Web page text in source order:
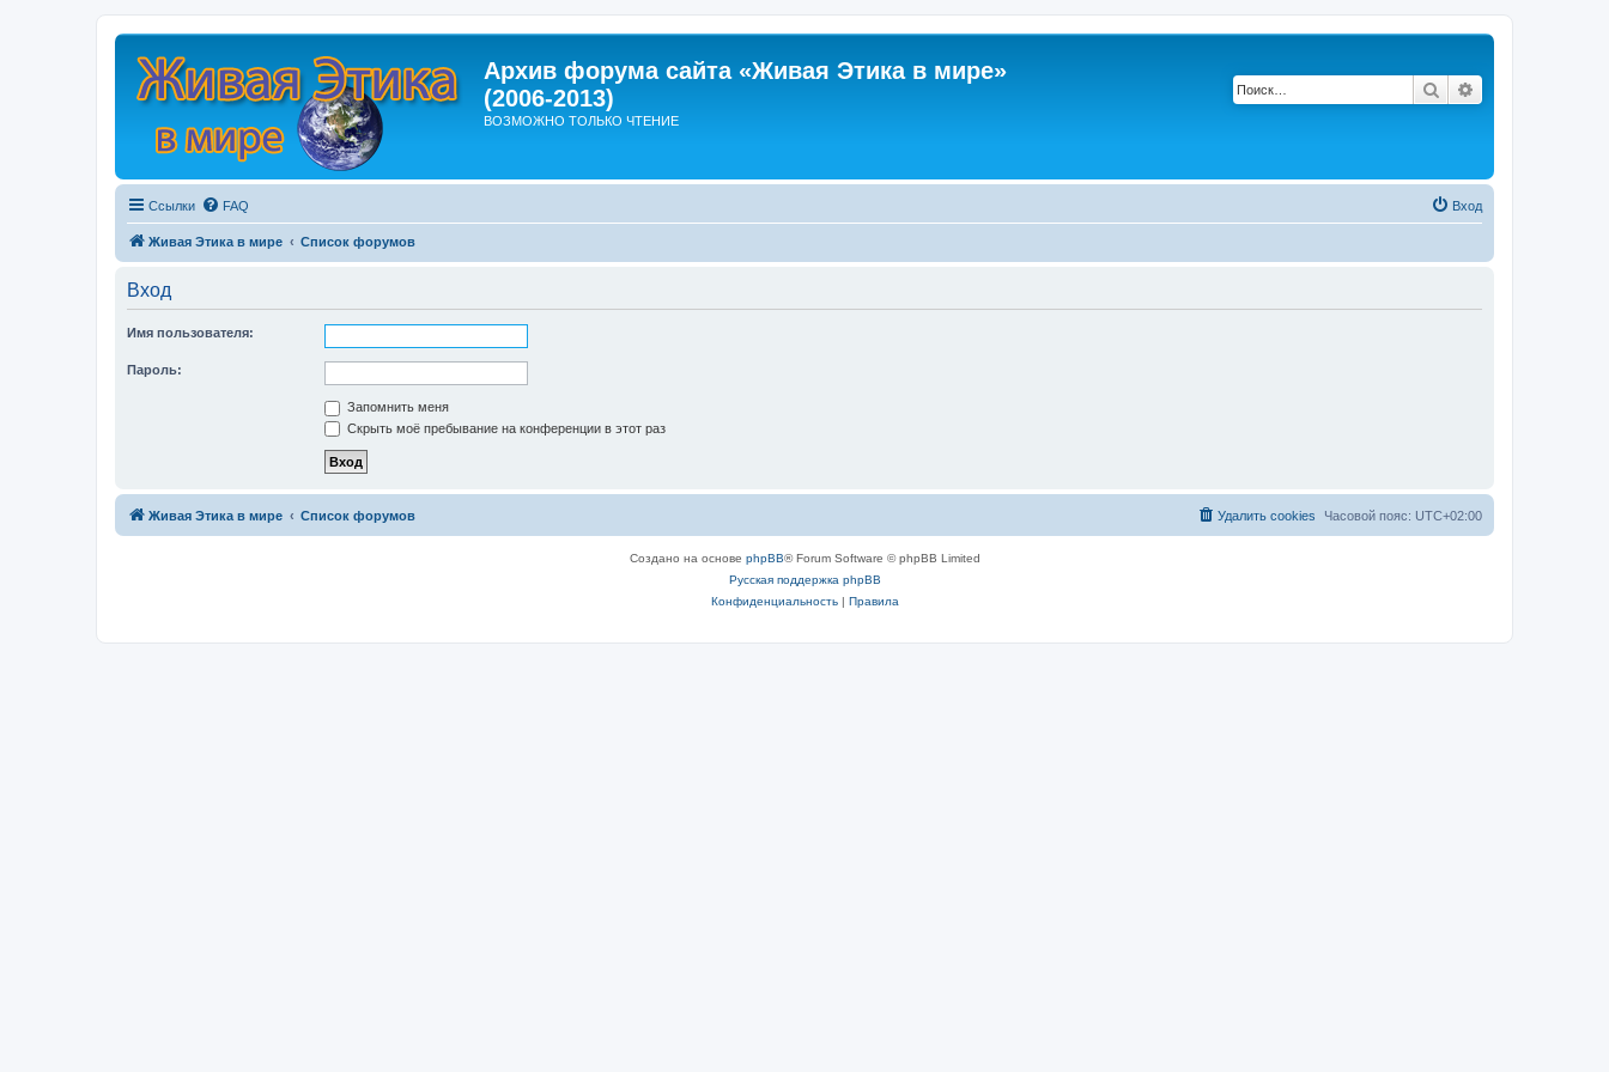
Архив форума сайта «Живая Этика в мире»
(2006-2013)
ВОЗМОЖНО ТОЛЬКО ЧТЕНИЕ
Поиск
Ссылки FAQ Вход
Живая Этика в мире Список форумов
Вход
Имя пользователя:
Пароль:
Запомнить меня
Скрыть моё пребывание на конференции в этот раз
Живая Этика в мире Список форумов Часовой пояс: UTC+02:00
Удалить cookies
Создано на основе phpBB® Forum Software © phpBB Limited
Русская поддержка phpBB
Конфиденциальность| Правила